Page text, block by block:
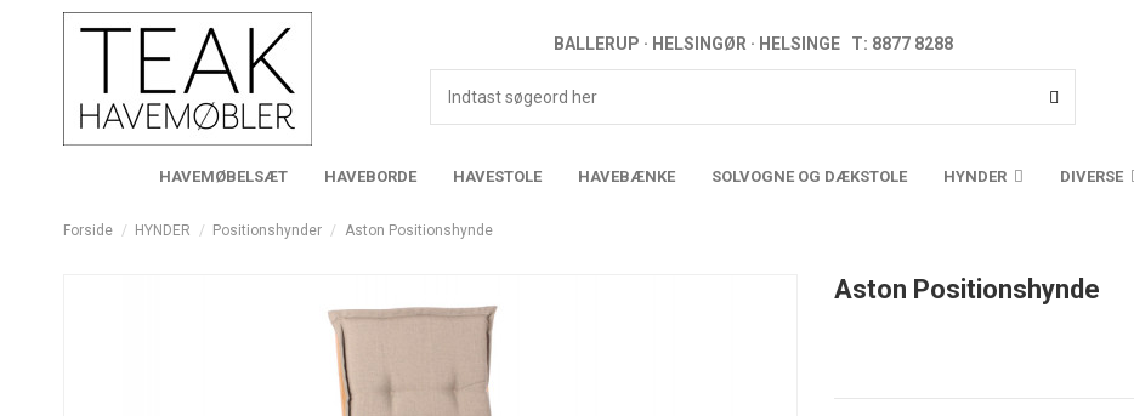
BALLERUP · HELSINGØR · HELSINGE T: 8877 8288
HAVEMØBELSÆT HAVEBORDE HAVESTOLE HAVEBÆNKE SOLVOGNE OG DÆKSTOLE HYNDER DIVERSE
Forside HYNDER Positionshynder Aston Positionshynde
Aston Positionshynde